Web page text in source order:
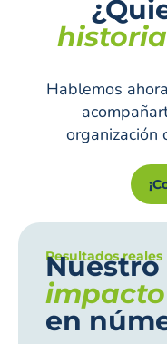
historia
Hablemos
organización
Resultados reales
Nuestro
impacto
en